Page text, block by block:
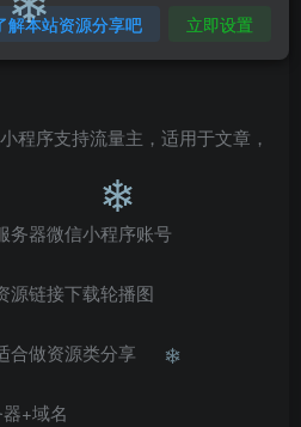
录！建议登陆后购买，可保存购买订单
务器微信小程序账号
源链接下载轮播图
合做资源类分享
+域名
解本站资源分享吧 立即设置
❄
❄